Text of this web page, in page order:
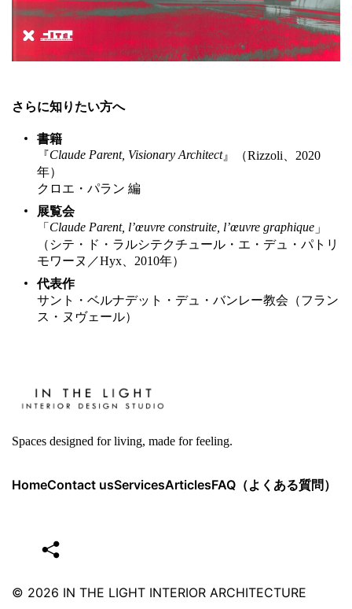
さらに知りたい方へ
書籍
『Claude Parent, Visionary Architect』（Rizzoli、2020
年）
クロエ・パラン 編
展覧会
「 Claude Parent, l’œuvre construite, l’œuvre graphique 」
（シテ・ド・ラルシテクチュール・エ・デュ・パトリ
モワーヌ／Hyx、2010年）
代表作
サント・ベルナデット・デュ・バンレー教会（フラン
ス・ヌヴェール）
Spaces designed for living, made for feeling.
HomeContact usServicesArticlesFAQ（よくある質問）
© 2026 IN THE LIGHT INTERIOR ARCHITECTURE